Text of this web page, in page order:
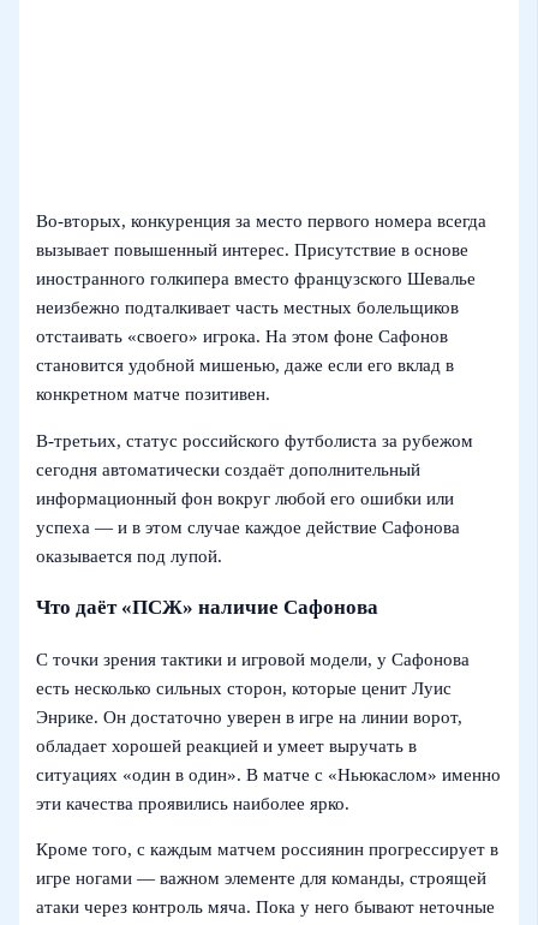
Во‑вторых, конкуренция за место первого номера всегда
вызывает повышенный интерес. Присутствие в основе
иностранного голкипера вместо французского Шевалье
неизбежно подталкивает часть местных болельщиков
отстаивать «своего» игрока. На этом фоне Сафонов
становится удобной мишенью, даже если его вклад в
конкретном матче позитивен.
В‑третьих, статус российского футболиста за рубежом
сегодня автоматически создаёт дополнительный
информационный фон вокруг любой его ошибки или
успеха — и в этом случае каждое действие Сафонова
оказывается под лупой.
Что даёт «ПСЖ» наличие Сафонова
С точки зрения тактики и игровой модели, у Сафонова
есть несколько сильных сторон, которые ценит Луис
Энрике. Он достаточно уверен в игре на линии ворот,
обладает хорошей реакцией и умеет выручать в
ситуациях «один в один». В матче с «Ньюкаслом» именно
эти качества проявились наиболее ярко.
Кроме того, с каждым матчем россиянин прогрессирует в
игре ногами — важном элементе для команды, строящей
атаки через контроль мяча. Пока у него бывают неточные